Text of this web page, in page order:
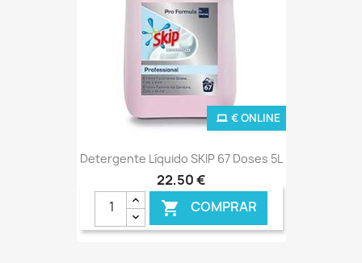
Detergente Líquido SKIP 67 Doses 5L
22,50 €
 COMPRAR
€ ONLINE